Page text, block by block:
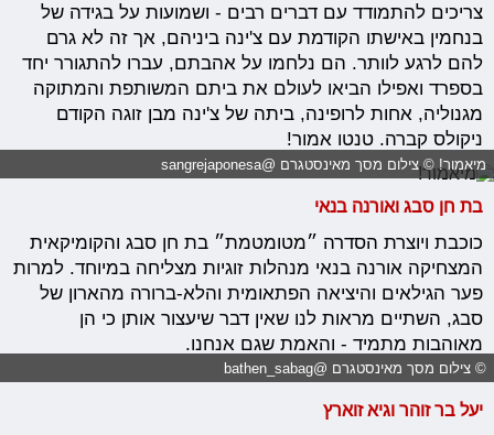
צריכים להתמודד עם דברים רבים - ושמועות על בגידה של
בנחמין באישתו הקודמת עם צ'ינה ביניהם, אך זה לא גרם
להם לרגע לוותר. הם נלחמו על אהבתם, עברו להתגורר יחד
בספרד ואפילו הביאו לעולם את ביתם המשותפת והמתוקה
מגנוליה, אחות לרופינה, ביתה של צ'ינה מבן זוגה הקודם
ניקולס קברה. טנטו אמור!
מיאמור! © צילום מסך מאינסטגרם @sangrejaponesa
בת חן סבג ואורנה בנאי
כוכבת ויוצרת הסדרה ״מטומטמת״ בת חן סבג והקומיקאית
המצחיקה אורנה בנאי מנהלות זוגיות מצליחה במיוחד. למרות
פער הגילאים והיציאה הפתאומית והלא-ברורה מהארון של
סבג, השתיים מראות לנו שאין דבר שיעצור אותן כי הן
מאוהבות מתמיד - והאמת שגם אנחנו.
© צילום מסך מאינסטגרם @bathen_sabag
יעל בר זוהר וגיא זוארץ